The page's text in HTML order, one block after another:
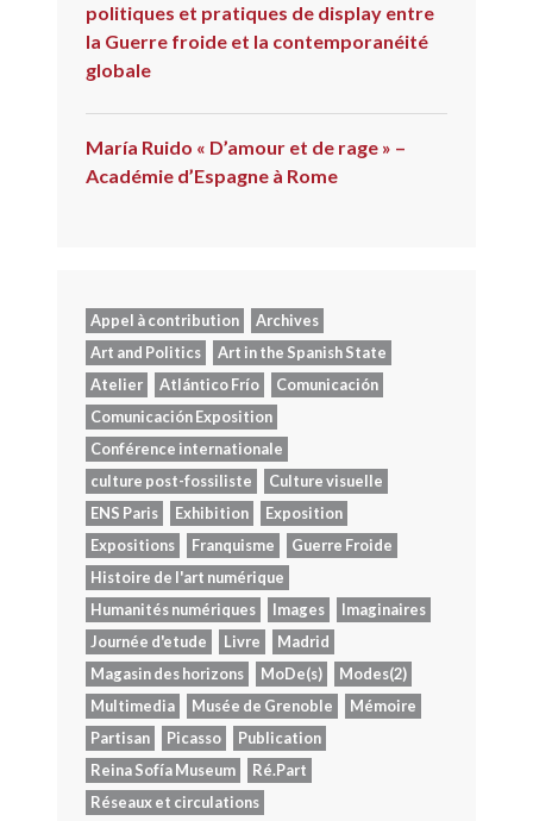
politiques et pratiques de display entre
la Guerre froide et la contemporanéité
globale
María Ruido « D’amour et de rage » –
Académie d’Espagne à Rome
Appel à contribution
Archives
Art and Politics
Art in the Spanish State
Atelier
Atlántico Frío
Comunicación
Comunicación Exposition
Conférence internationale
culture post-fossiliste
Culture visuelle
ENS Paris
Exhibition
Exposition
Expositions
Franquisme
Guerre Froide
Histoire de l'art numérique
Humanités numériques
Images
Imaginaires
Journée d'etude
Livre
Madrid
Magasin des horizons
MoDe(s)
Modes(2)
Multimedia
Musée de Grenoble
Mémoire
Partisan
Picasso
Publication
Reina Sofía Museum
Ré.Part
Réseaux et circulations